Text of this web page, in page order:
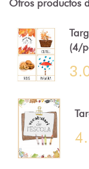
Otros productos
(4/